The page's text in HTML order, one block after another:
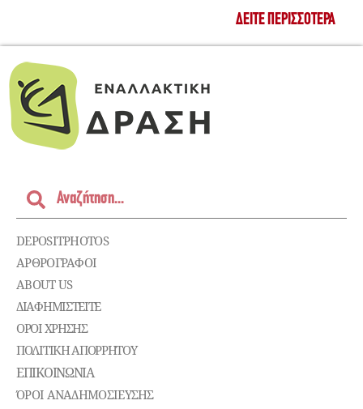
ΔΕΊΤΕ ΠΕΡΙΣΣΌΤΕΡΑ
DEPOSITPHOTOS
ΑΡΘΡΟΓΡΑΦΟΙ
ABOUT US
ΔΙΑΦΗΜΙΣΤΕΊΤΕ
ΌΡΟΙ ΧΡΉΣΗΣ
ΠΟΛΙΤΙΚΉ ΑΠΟΡΡΉΤΟΥ
ΕΠΙΚΟΙΝΩΝΊΑ
ΌΡΟΙ ΑΝΑΔΗΜΟΣΙΕΥΣΗΣ